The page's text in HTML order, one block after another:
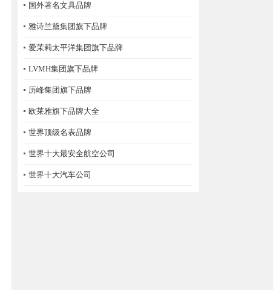
国外著名文具品牌
雅诗兰黛集团旗下品牌
爱茉莉太平洋集团旗下品牌
LVMH集团旗下品牌
历峰集团旗下品牌
欧莱雅旗下品牌大全
世界顶级名表品牌
世界十大最安全航空公司
世界十大汽车公司